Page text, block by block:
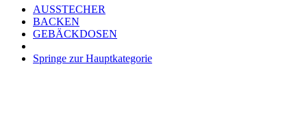
AUSSTECHER
BACKEN
GEBÄCKDOSEN
Springe zur Hauptkategorie